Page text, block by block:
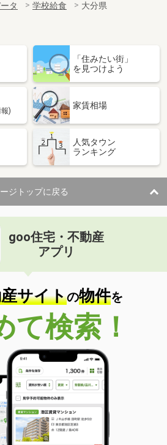
タ 学校給食 大分県
「住みたい街」
を見つけよう
)
家賃相場
人気タウン
ランキング
ジトップに戻る
goo住宅・不動産
アプリ
サイトの物件を
て検索！